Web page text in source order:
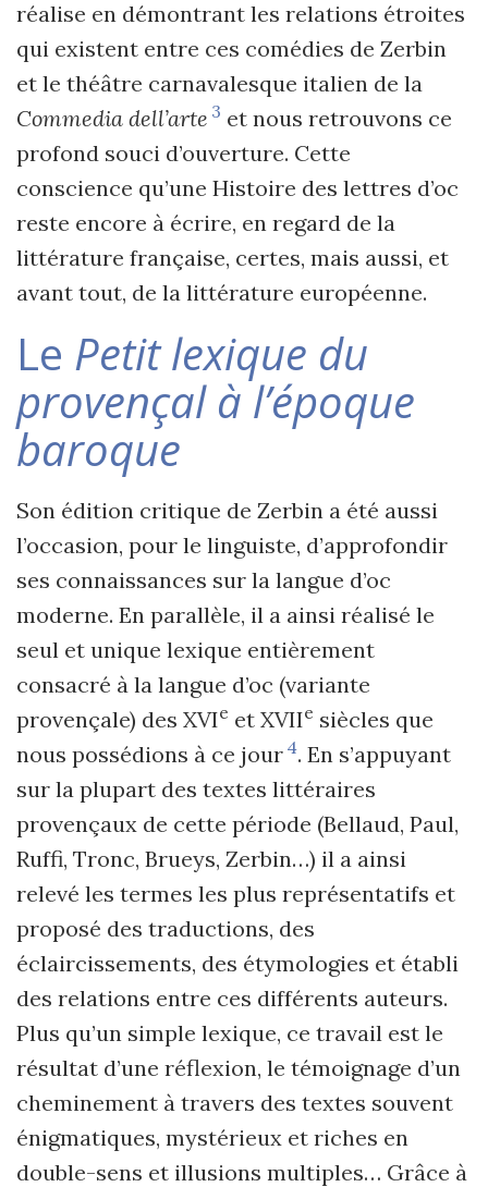
réalise en démontrant les relations étroites
qui existent entre ces comédies de Zerbin
et le théâtre carnavalesque italien de la
Commedia dell’arte 3 et nous retrouvons ce
profond souci d’ouverture. Cette
conscience qu’une Histoire des lettres d’oc
reste encore à écrire, en regard de la
littérature française, certes, mais aussi, et
avant tout, de la littérature européenne.
Le Petit lexique du
provençal à l’époque
baroque
Son édition critique de Zerbin a été aussi
l’occasion, pour le linguiste, d’approfondir
ses connaissances sur la langue d’oc
moderne. En parallèle, il a ainsi réalisé le
seul et unique lexique entièrement
consacré à la langue d’oc (variante
provençale) des XVIe et XVIIe siècles que
nous possédions à ce jour 4. En s’appuyant
sur la plupart des textes littéraires
provençaux de cette période (Bellaud, Paul,
Ruffi, Tronc, Brueys, Zerbin…) il a ainsi
relevé les termes les plus représentatifs et
proposé des traductions, des
éclaircissements, des étymologies et établi
des relations entre ces différents auteurs.
Plus qu’un simple lexique, ce travail est le
résultat d’une réflexion, le témoignage d’un
cheminement à travers des textes souvent
énigmatiques, mystérieux et riches en
double-sens et illusions multiples… Grâce à